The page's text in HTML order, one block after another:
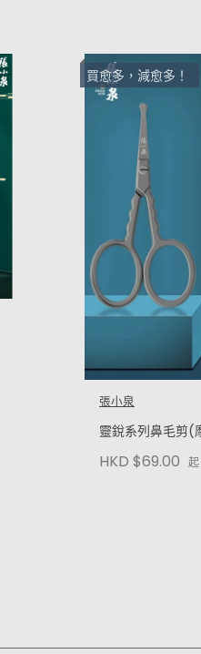
買愈多，減愈多！
張小泉
靈銳系列鼻毛剪(
HKD $69.00 起